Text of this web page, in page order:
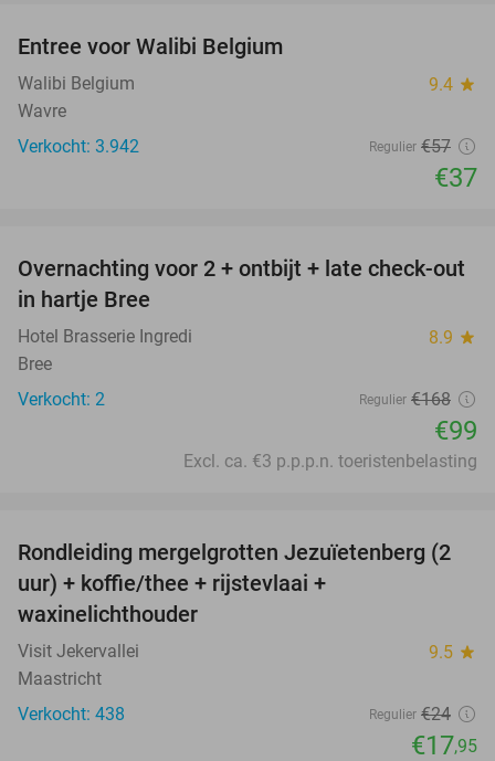
Entree voor Walibi Belgium
Walibi Belgium 9.4 star
Wavre
Verkocht: 3.942
Regulier €57
€37
41%
TODAY
Overnachting voor 2 + ontbijt + late check-out
in hartje Bree
Hotel Brasserie Ingredi 8.9 star
Bree
Verkocht: 2
Regulier €168
€99
Excl. ca. €3 p.p.p.n. toeristenbelasting
25%
Rondleiding mergelgrotten Jezuïetenberg (2
uur) + koffie/thee + rijstevlaai +
waxinelichthouder
Visit Jekervallei 9.5 star
Maastricht
Verkocht: 438
Regulier €24
€17,95